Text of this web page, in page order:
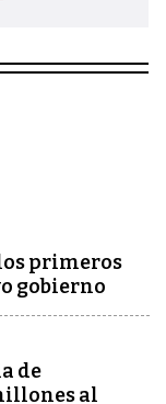
primeros
gobierno
de
al